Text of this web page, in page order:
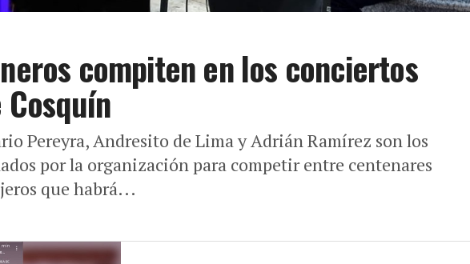
compiten en los conciertos
Pereyra, Andresito de Lima y Adrián Ramírez son los
por la organización para competir entre centenares
que habrá...